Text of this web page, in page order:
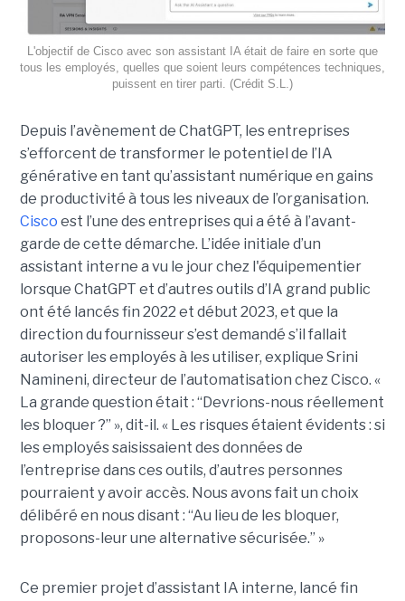
L'objectif de Cisco avec son assistant IA était de faire en sorte que
tous les employés, quelles que soient leurs compétences techniques,
puissent en tirer parti. (Crédit S.L.)
Depuis l’avènement de ChatGPT, les entreprises
s’efforcent de transformer le potentiel de l’IA
générative en tant qu’assistant numérique en gains
de productivité à tous les niveaux de l’organisation.
Cisco est l’une des entreprises qui a été à l’avant-
garde de cette démarche. L’idée initiale d’un
assistant interne a vu le jour chez l'équipementier
lorsque ChatGPT et d’autres outils d’IA grand public
ont été lancés fin 2022 et début 2023, et que la
direction du fournisseur s’est demandé s’il fallait
autoriser les employés à les utiliser, explique Srini
Namineni, directeur de l’automatisation chez Cisco. «
La grande question était : “Devrions-nous réellement
les bloquer ?” », dit-il. « Les risques étaient évidents : si
les employés saisissaient des données de
l’entreprise dans ces outils, d’autres personnes
pourraient y avoir accès. Nous avons fait un choix
délibéré en nous disant : “Au lieu de les bloquer,
proposons-leur une alternative sécurisée.” »
Ce premier projet d’assistant IA interne, lancé fin